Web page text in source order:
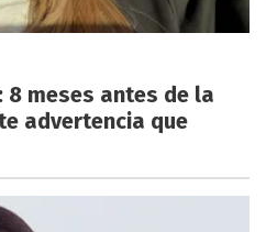
8 meses antes de la
advertencia que